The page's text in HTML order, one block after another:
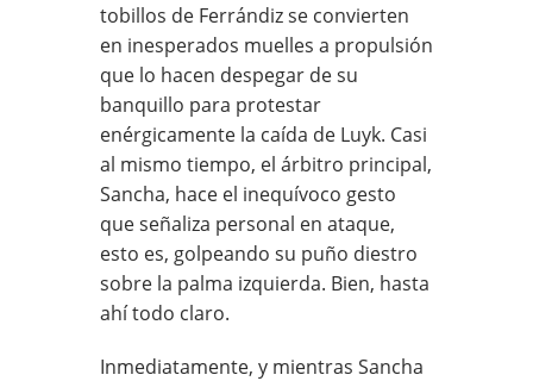
tobillos de Ferrándiz se convierten
en inesperados muelles a propulsión
que lo hacen despegar de su
banquillo para protestar
enérgicamente la caída de Luyk. Casi
al mismo tiempo, el árbitro principal,
Sancha, hace el inequívoco gesto
que señaliza personal en ataque,
esto es, golpeando su puño diestro
sobre la palma izquierda. Bien, hasta
ahí todo claro.
Inmediatamente, y mientras Sancha